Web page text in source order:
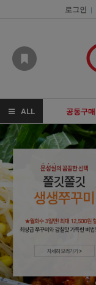
로그인 |
ALL 공동구매